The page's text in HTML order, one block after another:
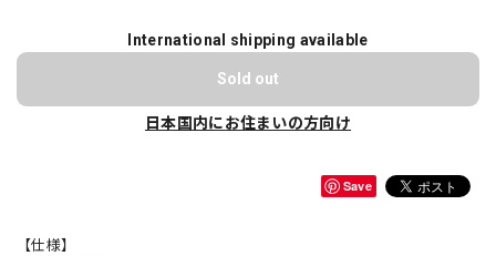
International shipping available
Sold out
日本国内にお住まいの方向け
Save
【仕様】